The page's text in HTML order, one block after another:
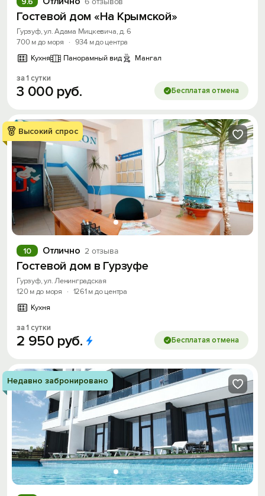
Гостевой дом «На Крымской»
Гурзуф, ул. Адама Мицкевича, д. 6
700 м до моря
· 934 м до центра
Кухня
Панорамный вид Мангал
за 1 сутки
3 000 руб. Бесплатая отмена
Высокий спрос
Отлично 2 отзыва
10
Гостевой дом в Гурзуфе
Гурзуф, ул. Ленинградская
120 м до моря
· 1261 м до центра
Кухня
за 1 сутки
2 950 руб. Бесплатая отмена
Недавно забронировано